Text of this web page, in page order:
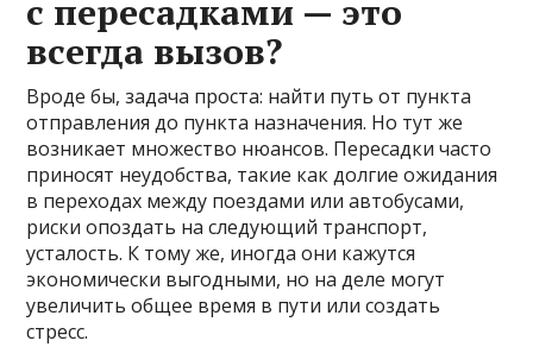
с пересадками — это
всегда вызов?
Вроде бы, задача проста: найти путь от пункта
отправления до пункта назначения. Но тут же
возникает множество нюансов. Пересадки часто
приносят неудобства, такие как долгие ожидания
в переходах между поездами или автобусами,
риски опоздать на следующий транспорт,
усталость. К тому же, иногда они кажутся
экономически выгодными, но на деле могут
увеличить общее время в пути или создать
стресс.